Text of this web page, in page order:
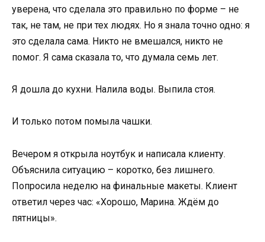
уверена, что сделала это правильно по форме – не
так, не там, не при тех людях. Но я знала точно одно: я
это сделала сама. Никто не вмешался, никто не
помог. Я сама сказала то, что думала семь лет.
Я дошла до кухни. Налила воды. Выпила стоя.
И только потом помыла чашки.
Вечером я открыла ноутбук и написала клиенту.
Объяснила ситуацию – коротко, без лишнего.
Попросила неделю на финальные макеты. Клиент
ответил через час: «Хорошо, Марина. Ждём до
пятницы».